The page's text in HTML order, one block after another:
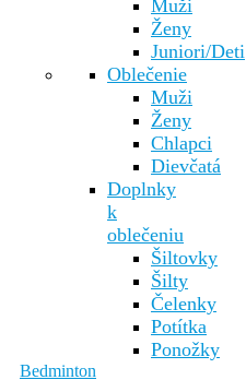
Muži
Ženy
Juniori/Deti
Oblečenie
Muži
Ženy
Chlapci
Dievčatá
Doplnky
k
oblečeniu
Šiltovky
Šilty
Čelenky
Potítka
Ponožky
Bedminton